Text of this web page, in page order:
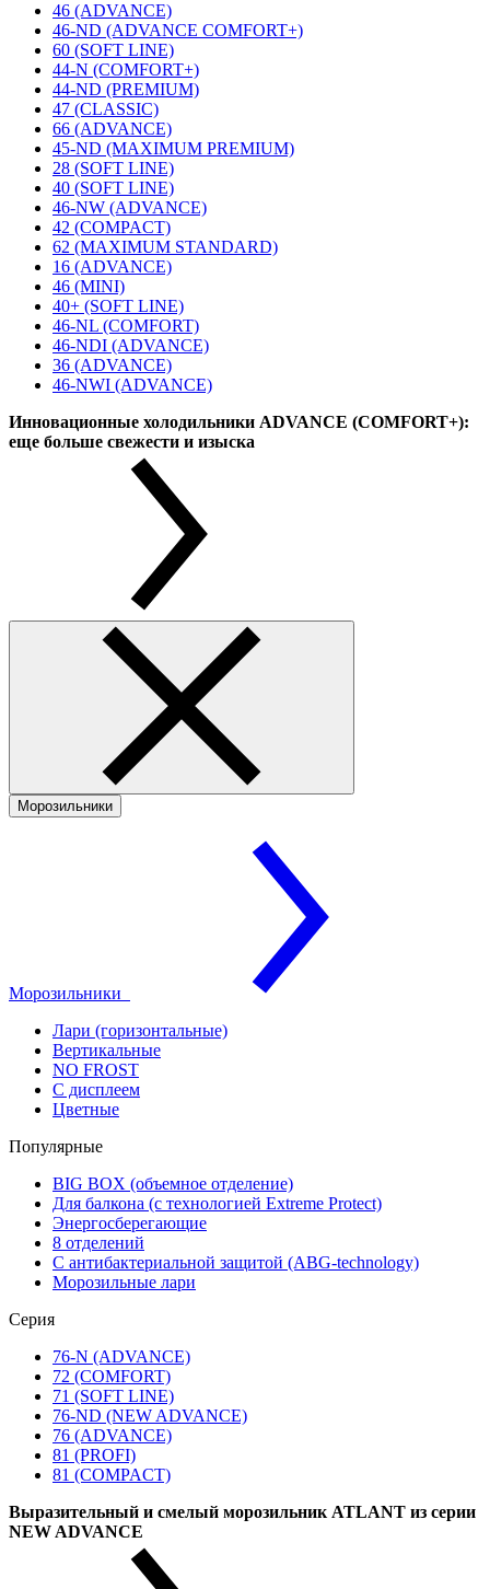
46 (ADVANCE)
46-ND (ADVANCE COMFORT+)
60 (SOFT LINE)
44-N (COMFORT+)
44-ND (PREMIUM)
47 (CLASSIC)
66 (ADVANCE)
45-ND (MAXIMUM PREMIUM)
28 (SOFT LINE)
40 (SOFT LINE)
46-NW (ADVANCE)
42 (COMPACT)
62 (MAXIMUM STANDARD)
16 (ADVANCE)
46 (MINI)
40+ (SOFT LINE)
46-NL (COMFORT)
46-NDI (ADVANCE)
36 (ADVANCE)
46-NWI (ADVANCE)
Инновационные холодильники ADVANCE (COMFORT+):
еще больше свежести и изыска
Морозильники
Морозильники
Лари (горизонтальные)
Вертикальные
NO FROST
С дисплеем
Цветные
Популярные
BIG BOX (объемное отделение)
Для балкона (с технологией Extreme Protect)
Энергосберегающие
8 отделений
С антибактериальной защитой (ABG-technology)
Морозильные лари
Серия
76-N (ADVANCE)
72 (COMFORT)
71 (SOFT LINE)
76-ND (NEW ADVANCE)
76 (ADVANCE)
81 (PROFI)
81 (COMPACT)
Выразительный и смелый морозильник ATLANT из серии
NEW ADVANCE